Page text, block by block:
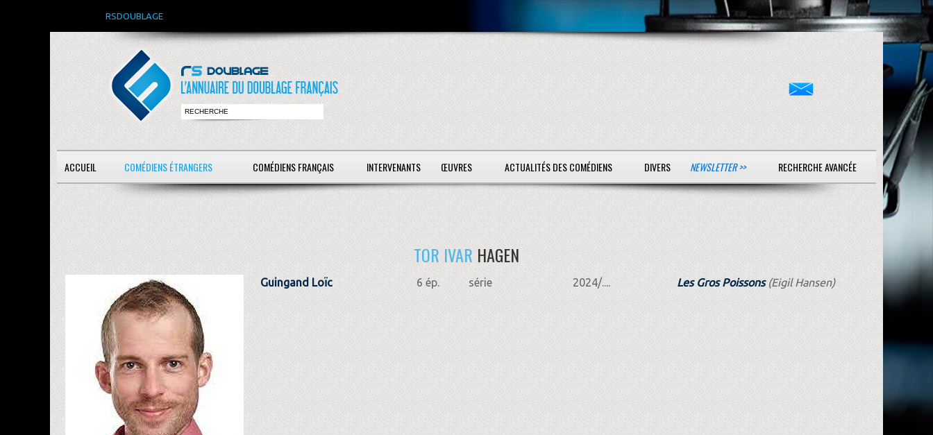
RSDOUBLAGE
ACCUEIL COMÉDIENS ÉTRANGERS COMÉDIENS FRANÇAIS INTERVENANTS ŒUVRES ACTUALITÉS DES COMÉDIENS DIVERS NEWSLETTER >> RECHERCHE AVANCÉE
TOR IVARHAGEN
Guingand Loïc 6 ép. série 2024/.... Les Gros Poissons(Eigil Hansen)